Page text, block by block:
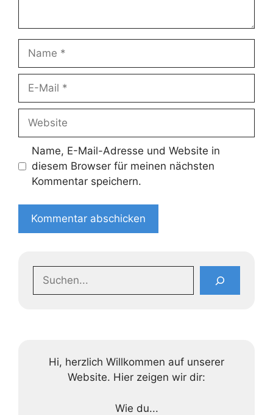
Mail
Name, E-Mail-Adresse und Website in
diesem Browser für meinen nächsten
Kommentar speichern.
Hi, herzlich Willkommen auf unserer
Website. Hier zeigen wir dir:
Wie du...